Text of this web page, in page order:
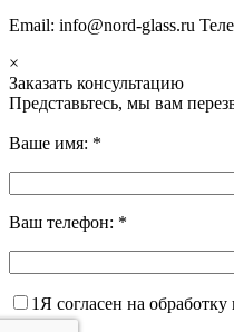
Email: info@nord-glass.ru
×
Заказать консультацию
Представьтесь, мы вам
Ваше имя: *
Ваш телефон: *
1 Я согласен на